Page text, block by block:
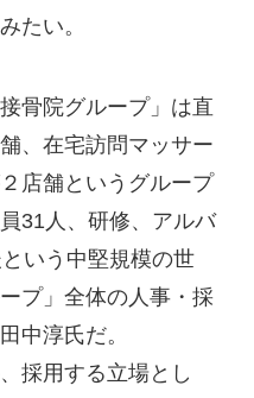
たい。
骨院グループ」は直
、在宅訪問マッサー
店舗というグループ
31人、研修、アルバ
いう中堅規模の世
プ」全体の人事・採
中淳氏だ。
採用する立場とし